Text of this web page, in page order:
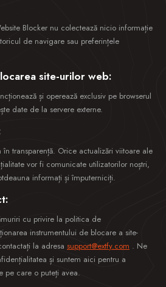
Blocker nu colectează nicio informație
de navigare sau preferințele
site-urilor web:
și operează exclusiv pe browserul
date de la servere externe.
transparență. Orice actualizări viitoare ale
vor fi comunicate utilizatorilor noștri,
informați și împuterniciți.
cu privire la politica de
instrumentului de blocare a site-
la adresa support@extfy.com . Ne
și suntem aici pentru a
pe care o puteți avea.